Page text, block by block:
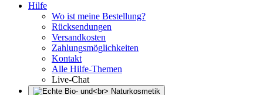
Hilfe
Wo ist meine Bestellung?
Rücksendungen
Versandkosten
Zahlungsmöglichkeiten
Kontakt
Alle Hilfe-Themen
Live-Chat